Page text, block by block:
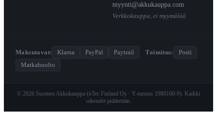
myynti@akkukauppa.com
Verkkokauppa, ei myymälää
Maksutavat: Klarna PayPal Paytrail · Toimitus:
Posti
Matkahuolto
© 2026 Suomen Akkukauppa (nTec Finland Oy · Y-tunnus 1980160-9). Kaikki
oikeudet pidätetään.